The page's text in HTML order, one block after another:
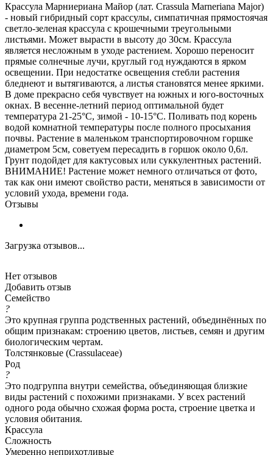
Крассула Марниериана Майор (лат. Crassula Marneriana Major)
- новый гибридный сорт крассулы, симпатичная прямостоячая
светло-зеленая крассула с крошечными треугольными
листьями. Может вырасти в высоту до 30см. Крассула
является несложным в уходе растением. Хорошо переносит
прямые солнечные лучи, круглый год нуждаются в ярком
освещении. При недостатке освещения стебли растения
бледнеют и вытягиваются, а листья становятся менее яркими.
В доме прекрасно себя чувствует на южных и юго-восточных
окнах. В весенне-летний период оптимальной будет
температура 21-25°C, зимой - 10-15°C. Поливать под корень
водой комнатной температуры после полного просыхания
почвы. Растение в маленьком транспортировочном горшке
диаметром 5см, советуем пересадить в горшок около 0,6л.
Грунт подойдет для кактусовых или суккулентных растений.
ВНИМАНИЕ! Растение может немного отличаться от фото,
так как они имеют свойство расти, меняться в зависимости от
условий ухода, времени года.
Отзывы
Загрузка отзывов...
Нет отзывов
Добавить отзыв
Семейство
?
Это крупная группа родственных растений, объединённых по
общим признакам: строению цветов, листьев, семян и другим
биологическим чертам.
Толстянковые (Crassulaceae)
Род
?
Это подгруппа внутри семейства, объединяющая близкие
виды растений с похожими признаками. У всех растений
одного рода обычно схожая форма роста, строение цветка и
условия обитания.
Крассула
Сложность
Умеренно неприхотливые